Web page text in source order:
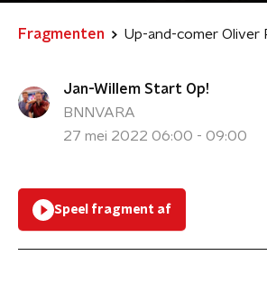
Fragmenten
Jan-Willem Start Op!
BNNVARA
27 mei 2022 06:00 - 09:00
Speel fragment af